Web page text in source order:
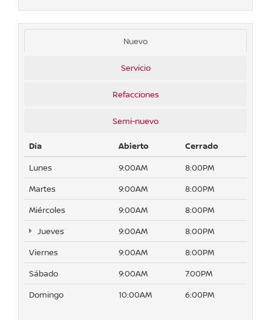
Nuevo
Servicio
Refacciones
Semi-nuevo
Día Abierto
Cerrado
Lunes
9:00AM
8:00PM
Martes
9:00AM
8:00PM
Miércoles
9:00AM
8:00PM
Jueves
9:00AM
8:00PM
Viernes
9:00AM
8:00PM
Sábado
9:00AM
7:00PM
Domingo
10:00AM 6:00PM